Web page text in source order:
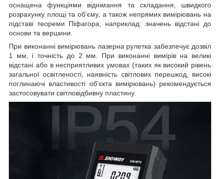
оснащена функціями віднімання та складання, швидкого
розрахунку площі та об'єму, а також непрямих вимірювань на
підставі теореми Піфагора, наприклад: значень відстані до
основи та вершини.
При виконанні вимірювань лазерна рулетка забезпечує дозвіл
1 мм, і точність до 2 мм. При виконанні вимірів на великі
відстані або в несприятливих умовах (таких як високий рівень
загальної освітленості, наявність світлових перешкод, високі
поглинаючі властивості об'єкта вимірювань) рекомендується
застосовувати світловідбивну пластину.